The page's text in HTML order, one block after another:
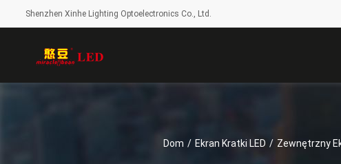
Shenzhen Xinhe Lighting Optoelectronics Co., Ltd.
Dom / Ekran Kratki LED / Zewnętrzny